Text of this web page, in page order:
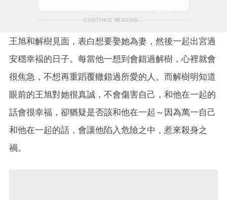
CONTINUE READING
王旭和解樹見面，表白想要娶她為妻，然後一起出宮過
安穩幸褔的日子。每當他一想到會錯過解樹，心裡就會
很焦急，不想再重蹈覆轍錯過所愛的人。而解樹明知道
眼前的王旭對她很真誠，不會傷害自己，和他在一起的
話會很幸福，卻猶疑是否該和他在一起～因為萬一自己
和他在一起的話，會讓他陷入危險之中，惹來殺身之
禍。